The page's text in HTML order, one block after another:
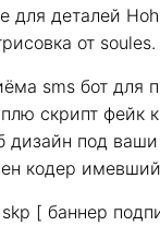
деталей
от soules.
sms бот для
скрипт фейк
дизайн под
кодер
[ баннер